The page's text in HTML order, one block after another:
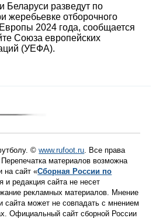
разведут по
жеребьевке отборочного
2024 года, сообщается
Союза европейских
(УЕФА).
©www.rufoot.ru. Все права
материалов возможна
на сайт «Сборная России по
и редакция сайта не несет
рекламных материалов. Мнение
сайта может не совпадать с мнением
Официальный сайт сборной России